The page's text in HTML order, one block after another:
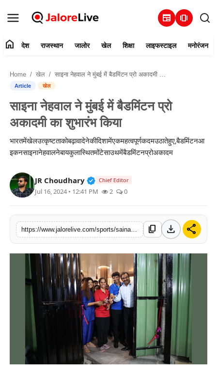
newspaper amp_stories
संपर्क करें
देश
जालोर
खेल
लाइफस्टाइल
मनोरंजन
तकनीक
home देश राजस्थान जालोर खेल शिक्षा लाइफस्टाइल मनोरंजन
Home खेल साइना नेहवाल ने मुंबई में बैडमिंटन प्रो अकादमी का शुभारंभ किया
Article खेल
साइना नेहवाल ने मुंबई में बैडमिंटन प्रो
अकादमी का शुभारंभ किया
भारतमेंखेलउत्कृष्टताकोबढ़ावादेनेकीदिशामेंएकमहत्वपूर्णकदमउठातेहुए,बैडमिंटनआ
इकनसाइनानेहवालनेबायकुलास्थितमोंटेसाउथमेंबैडमिंटनप्रोअकादम
JR Choudhary Verified Public Figure • 30 Mar,
Chief Editor
Jul 16, 2024 • 12:41 PM 2 0
content_copy download share